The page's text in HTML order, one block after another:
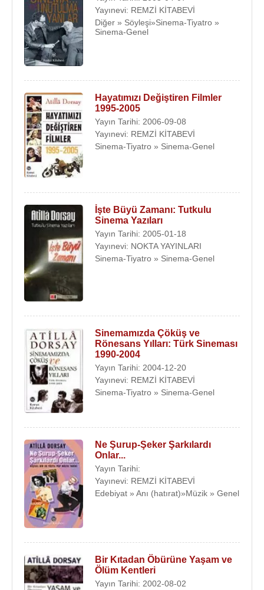
Yayınevi: REMZİ KİTABEVİ
Diğer » Söyleşi»Sinema-Tiyatro »
Sinema-Genel
Hayatımızı Değiştiren Filmler
1995-2005
Yayın Tarihi: 2006-09-08
Yayınevi: REMZİ KİTABEVİ
Sinema-Tiyatro » Sinema-Genel
İşte Büyü Zamanı: Tutkulu
Sinema Yazıları
Yayın Tarihi: 2005-01-18
Yayınevi: NOKTA YAYINLARI
Sinema-Tiyatro » Sinema-Genel
Sinemamızda Çöküş ve
Rönesans Yılları: Türk Sineması
1990-2004
Yayın Tarihi: 2004-12-20
Yayınevi: REMZİ KİTABEVİ
Sinema-Tiyatro » Sinema-Genel
Ne Şurup-Şeker Şarkılardı
Onlar...
Yayın Tarihi:
Yayınevi: REMZİ KİTABEVİ
Edebiyat » Anı (hatırat)»Müzik » Genel
Bir Kıtadan Öbürüne Yaşam ve
Ölüm Kentleri
Yayın Tarihi: 2002-08-02